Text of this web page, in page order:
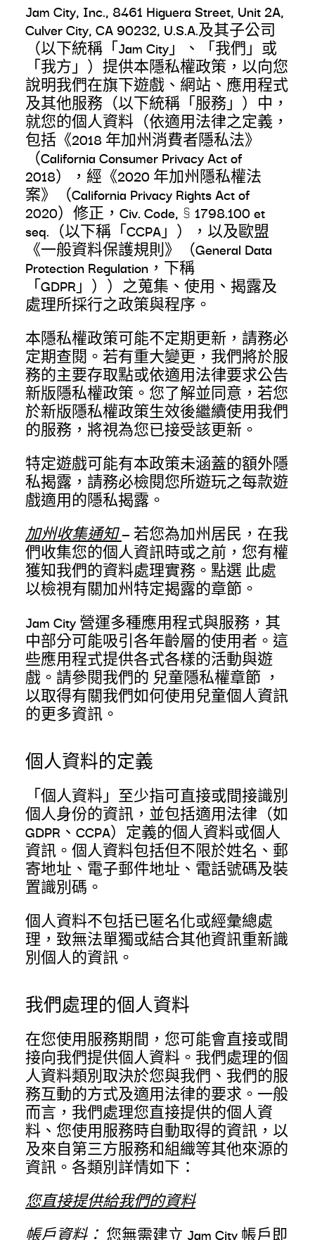
Jam City, Inc., 8461 Higuera Street, Unit 2A,
Culver City, CA 90232, U.S.A.及其子公司
（以下統稱「Jam City」、「我們」或
「我方」）提供本隱私權政策，以向您
說明我們在旗下遊戲、網站、應用程式
及其他服務（以下統稱「服務」）中，
就您的個人資料（依適用法律之定義，
包括《2018 年加州消費者隱私法》
（California Consumer Privacy Act of
2018），經《2020 年加州隱私權法
案》（California Privacy Rights Act of
2020）修正，Civ. Code, § 1798.100 et
seq.（以下稱「CCPA」），以及歐盟
《一般資料保護規則》（General Data
Protection Regulation，下稱
「GDPR」））之蒐集、使用、揭露及
處理所採行之政策與程序。
本隱私權政策可能不定期更新，請務必
定期查閱。若有重大變更，我們將於服
務的主要存取點或依適用法律要求公告
新版隱私權政策。您了解並同意，若您
於新版隱私權政策生效後繼續使用我們
的服務，將視為您已接受該更新。
特定遊戲可能有本政策未涵蓋的額外隱
私揭露，請務必檢閱您所遊玩之每款遊
戲適用的隱私揭露。
加州收集通知— 若您為加州居民，在我
們收集您的個人資訊時或之前，您有權
獲知我們的資料處理實務。點選 此處
以檢視有關加州特定揭露的章節。
Jam City 營運多種應用程式與服務，其
中部分可能吸引各年齡層的使用者。這
些應用程式提供各式各樣的活動與遊
戲。請參閱我們的 兒童隱私權章節 ，
以取得有關我們如何使用兒童個人資訊
的更多資訊。
個人資料的定義
「個人資料」至少指可直接或間接識別
個人身份的資訊，並包括適用法律（如
GDPR、CCPA）定義的個人資料或個人
資訊。個人資料包括但不限於姓名、郵
寄地址、電子郵件地址、電話號碼及裝
置識別碼。
個人資料不包括已匿名化或經彙總處
理，致無法單獨或結合其他資訊重新識
別個人的資訊。
我們處理的個人資料
在您使用服務期間，您可能會直接或間
接向我們提供個人資料。我們處理的個
人資料類別取決於您與我們、我們的服
務互動的方式及適用法律的要求。一般
而言，我們處理您直接提供的個人資
料、您使用服務時自動取得的資訊，以
及來自第三方服務和組織等其他來源的
資訊。各類別詳情如下：
您直接提供給我們的資料
帳戶資料： 您無需建立 Jam City 帳戶即